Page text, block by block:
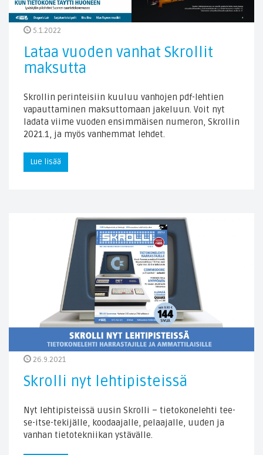
5.1.2022
Lataa vuoden vanhat Skrollit
maksutta
Skrollin perinteisiin kuuluu vanhojen pdf-lehtien
vapauttaminen maksuttomaan jakeluun. Voit nyt
ladata viime vuoden ensimmäisen numeron, Skrollin
2021.1, ja myös vanhemmat lehdet.
Lue lisää
26.9.2021
Skrolli nyt lehtipisteissä
Nyt lehtipisteissä uusin Skrolli – tietokonelehti tee-
se-itse-tekijälle, koodaajalle, pelaajalle, uuden ja
vanhan tietotekniikan ystävälle.